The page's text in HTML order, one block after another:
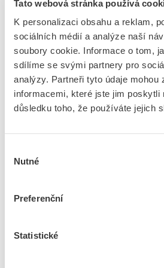
Tato webová stránka používá
K personalizaci obsahu a reklam,
sociálních médií a analýze naší
soubory cookie. Informace o tom,
sdílíme se svými partnery pro
analýzy. Partneři tyto údaje mohou
informacemi, které jste jim poskytli
důsledku toho, že používáte jejich
souhlasu
Nutné
Preferenční
Statistické
Jmenovitý proud
Jmenovité napětí
Vhodné pro stupeň krytí
IP40
Min.hloubka přístrojové
krabice
40 mm
Uzamykatelný
Ne
Textové pole / popisovací
Vysunovací mechanismus